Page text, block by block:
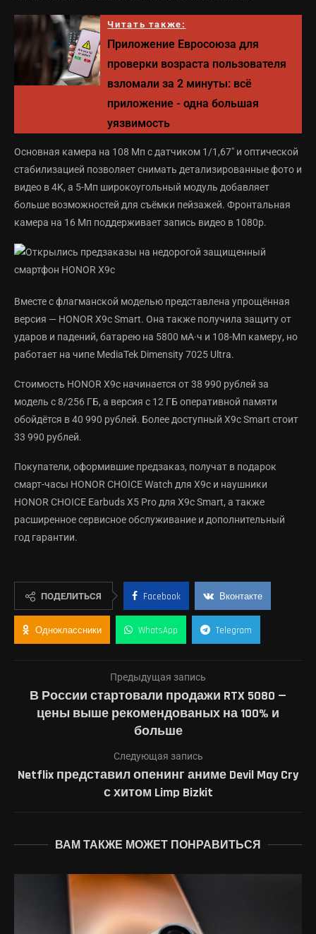
Читать также:
Приложение Евросоюза для
проверки возраста пользователя
взломали за 2 минуты: всё
приложение - одна большая
уязвимость
Основная камера на 108 Мп с датчиком 1/1,67" и оптической
стабилизацией позволяет снимать детализированные фото и
видео в 4K, а 5-Мп широкоугольный модуль добавляет
больше возможностей для съёмки пейзажей. Фронтальная
камера на 16 Мп поддерживает запись видео в 1080p.
Вместе с флагманской моделью представлена упрощённая
версия — HONOR X9c Smart. Она также получила защиту от
ударов и падений, батарею на 5800 мА·ч и 108-Мп камеру, но
работает на чипе MediaTek Dimensity 7025 Ultra.
Стоимость HONOR X9c начинается от 38 990 рублей за
модель с 8/256 ГБ, а версия с 12 ГБ оперативной памяти
обойдётся в 40 990 рублей. Более доступный X9c Smart стоит
33 990 рублей.
Покупатели, оформившие предзаказ, получат в подарок
смарт-часы HONOR CHOICE Watch для X9c и наушники
HONOR CHOICE Earbuds X5 Pro для X9c Smart, а также
расширенное сервисное обслуживание и дополнительный
год гарантии.
ПОДЕЛИТЬСЯ Facebook Вконтакте
Одноклассники WhatsApp Telegram
Предыдущая запись
В России стартовали продажи RTX 5080 —
цены выше рекомендованых на 100% и
больше
Следующая запись
Netflix представил опенинг аниме Devil May Cry
с хитом Limp Bizkit
ВАМ ТАКЖЕ МОЖЕТ ПОНРАВИТЬСЯ